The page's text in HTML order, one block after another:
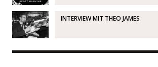
INTERVIEW MIT THEO JAMES